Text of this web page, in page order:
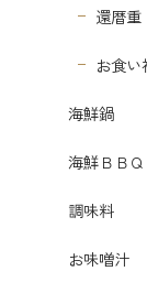
還暦重
お食
海鮮鍋
海鮮ＢＢＱ
調味料
お味噌汁